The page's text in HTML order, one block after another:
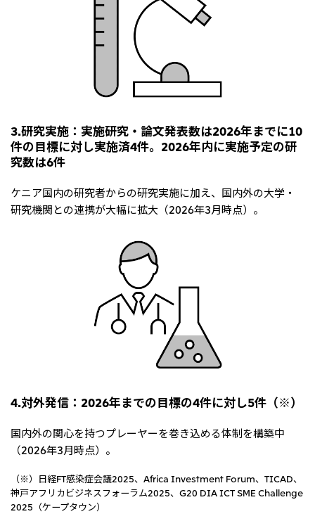
3.研究実施：実施研究・論文発表数は2026年までに10
件の目標に対し実施済4件。2026年内に実施予定の研
究数は6件
ケニア国内の研究者からの研究実施に加え、国内外の大学・
研究機関との連携が大幅に拡大（2026年3月時点）。
4.対外発信：2026年までの目標の4件に対し5件（※）
国内外の関心を持つプレーヤーを巻き込める体制を構築中
（2026年3月時点）。
（※）日経FT感染症会議2025、Africa Investment Forum、TICAD、
神戸アフリカビジネスフォーラム2025、G20 DIA ICT SME Challenge
2025（ケープタウン）